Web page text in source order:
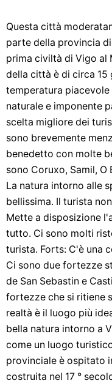
Questa città
parte della provincia
prima civiltà di Vigo al
della città è di circa
temperatura
naturale e imponente
scelta migliore dei
sono brevemente
benedetto con molte
sono Coruxo, Samil, O
La natura intorno alle
bellissima. Il turista
Mette a disposizione
tutto. Ci sono molti
turista. Forts: C'è una
Ci sono due fortezze
de San Sebastin e
fortezze che si ritiene
realtà è il luogo più
bella natura intorno a
come un luogo
provinciale è ospitato
costruita nel 17 °